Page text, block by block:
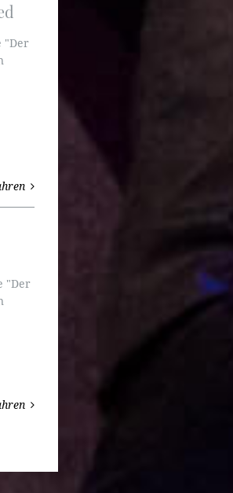
"Der
"Der